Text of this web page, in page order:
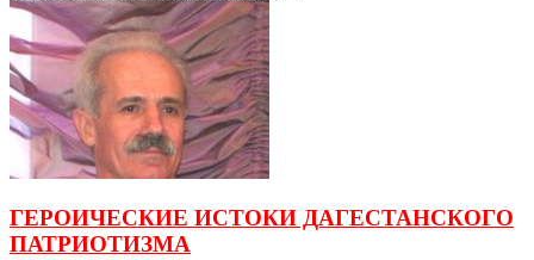
ГЕРОИЧЕСКИЕ ИСТОКИ ДАГЕСТАНСКОГО
ПАТРИОТИЗМА